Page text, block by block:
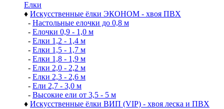
Елки
♦ Искусственные ёлки ЭКОНОМ - хвоя ПВХ
- Настольные елочки до 0,8 м
- Елочки 0,9 - 1,0 м
- Елки 1,2 - 1,4 м
- Елки 1,5 - 1,7 м
- Елки 1,8 - 1,9 м
- Елки 2,0 - 2,2 м
- Елки 2,3 - 2,6 м
- Ели 2,7 - 3,0 м
- Высокие ели от 3,5 - 5 м
♦ Искусственные ёлки ВИП (VIP) - хвоя леска и ПВХ